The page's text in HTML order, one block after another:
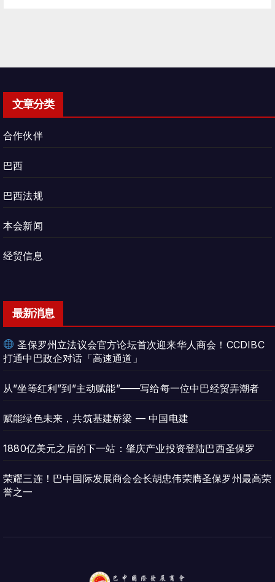
文章分类
合作伙伴
巴西
巴西法规
本会新闻
经贸信息
最新消息
圣保罗州立法议会官方论坛首次迎来华人商会！CCDIBC
打通中巴政企对话「高速通道」
从”坐等红利”到”主动赋能”——写给每一位中巴经贸弄潮者
赋能绿色未来，共筑基建桥梁 — 中国电建
1880亿美元之后的下一站：肇庆产业投资登陆巴西圣保罗
荣耀三连！巴中国际发展商会会长胡忠伟荣膺圣保罗州最高荣
誉之一